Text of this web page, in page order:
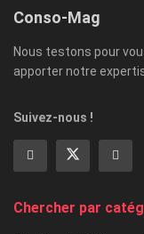
Conso-Mag
Nous testons pour
apporter notre
Suivez-nous !
Chercher par